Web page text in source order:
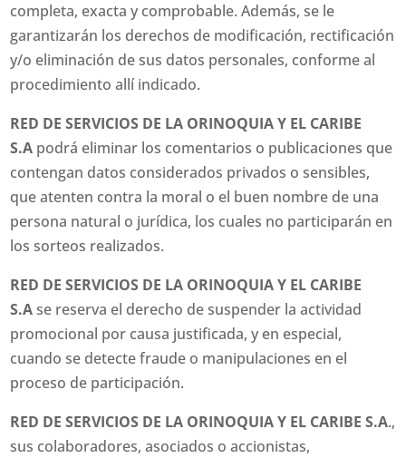
completa, exacta y comprobable. Además, se le
garantizarán los derechos de modificación, rectificación
y/o eliminación de sus datos personales, conforme al
procedimiento allí indicado.
RED DE SERVICIOS DE LA ORINOQUIA Y EL CARIBE
S.A podrá eliminar los comentarios o publicaciones que
contengan datos considerados privados o sensibles,
que atenten contra la moral o el buen nombre de una
persona natural o jurídica, los cuales no participarán en
los sorteos realizados.
RED DE SERVICIOS DE LA ORINOQUIA Y EL CARIBE
S.Ase reserva el derecho de suspender la actividad
promocional por causa justificada, y en especial,
cuando se detecte fraude o manipulaciones en el
proceso de participación.
RED DE SERVICIOS DE LA ORINOQUIA Y EL CARIBE S.A.,
sus colaboradores, asociados o accionistas,